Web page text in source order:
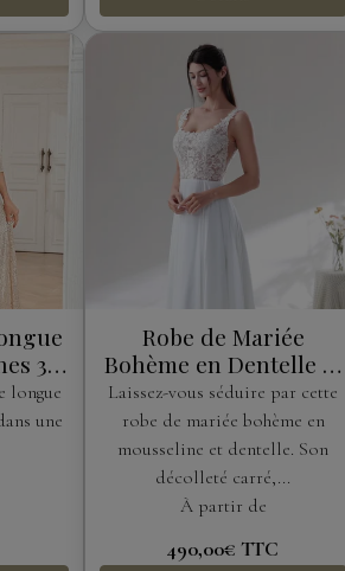
3/4
longue
une
Robe de Mariée
Bohème en Dentelle et
Mousseline
Laissez-vous séduire par cette
robe de mariée bohème en
mousseline et dentelle. Son
décolleté carré,...
À partir de
490,00€TTC